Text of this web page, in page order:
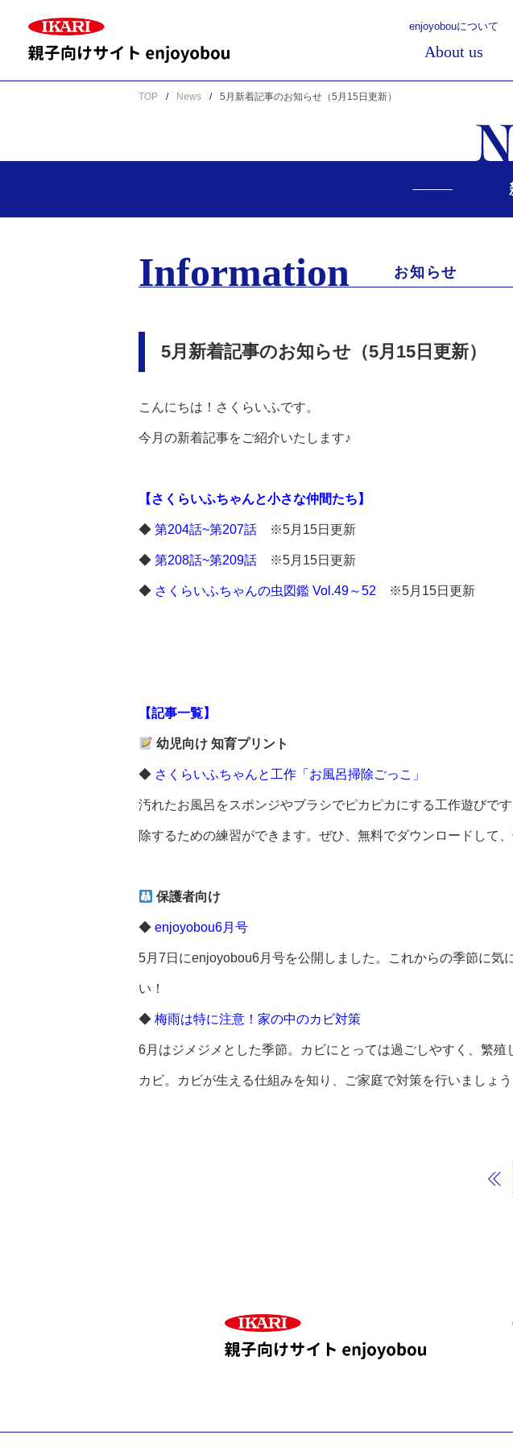
enjoyobouについて
About us
TOP News 5月新着記事のお知らせ（5月15日更新）
Information お知らせ
5月新着記事のお知らせ（5月15日更新）
こんにちは！さくらいふです。
今月の新着記事をご紹介いたします♪
【さくらいふちゃんと小さな仲間たち】
◆ 第204話~第207話 ※5月15日更新
◆ 第208話~第209話 ※5月15日更新
◆ さくらいふちゃんの虫図鑑 Vol.49～52 ※5月15日更新
【記事一覧】
幼児向け 知育プリント
◆ さくらいふちゃんと工作「お風呂掃除ごっこ」
汚れたお風呂をスポンジやブラシでピカピカにする工作遊びで
除するための練習ができます。ぜひ、無料でダウンロードして
保護者向け
◆ enjoyobou6月号
5月7日にenjoyobou6月号を公開しました。これからの季節に
い！
◆ 梅雨は特に注意！家の中のカビ対策
6月はジメジメとした季節。カビにとっては過ごしやすく、繁
カビ。カビが生える仕組みを知り、ご家庭で対策を行いましょう